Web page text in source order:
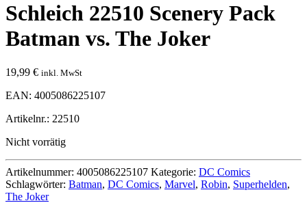
Schleich 22510 Scenery Pack
Batman vs. The Joker
19,99 € inkl. MwSt
EAN: 4005086225107
Artikelnr.: 22510
Nicht vorrätig
Artikelnummer: 4005086225107 Kategorie: DC Comics
Schlagwörter: Batman, DC Comics, Marvel, Robin, Superhelden,
The Joker